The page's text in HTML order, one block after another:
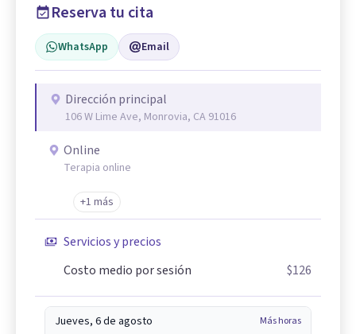
Reserva tu cita
WhatsApp Email
Dirección principal
106 W Lime Ave, Monrovia, CA 91016
Online
Terapia online
+1 más
Servicios y precios
Costo medio por sesión
$126
Jueves, 6 de agosto Más horas